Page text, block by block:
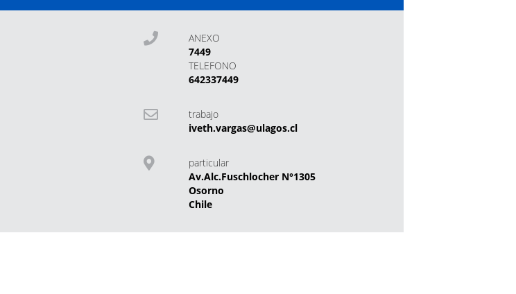
ANEXO
7449
TELEFONO
642337449
trabajo
iveth.vargas@ulagos.cl
particular
Av.Alc.Fuschlocher N°1305
Osorno
Chile